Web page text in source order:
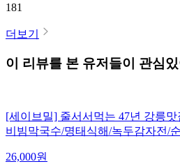
181
더보기
이 리뷰를 본 유저들이 관심
[세이브밀] 줄서서먹는 47년 강릉
비빔막국수/명태식해/녹두감자전/
26,000원